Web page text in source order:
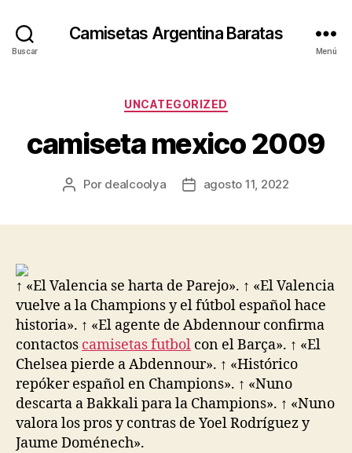
Buscar
Camisetas Argentina Baratas
Menú
Categorías
UNCATEGORIZED
camiseta mexico 2009
Autor
Por dealcoolya
Fechaagosto 11, 2022
↑ «El Valencia se harta de Parejo». ↑ «El Valencia
vuelve a la Champions y el fútbol español hace
historia». ↑ «El agente de Abdennour confirma
contactos camisetas futbol con el Barça». ↑ «El
Chelsea pierde a Abdennour». ↑ «Histórico
repóker español en Champions». ↑ «Nuno
descarta a Bakkali para la Champions». ↑ «Nuno
valora los pros y contras de Yoel Rodríguez y
Jaume Doménech».